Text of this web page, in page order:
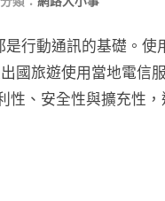
行動通訊的基礎。
國旅遊使用當地電信
性、安全性與擴充性